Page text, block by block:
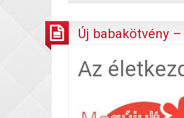
Új babakötvény
Az